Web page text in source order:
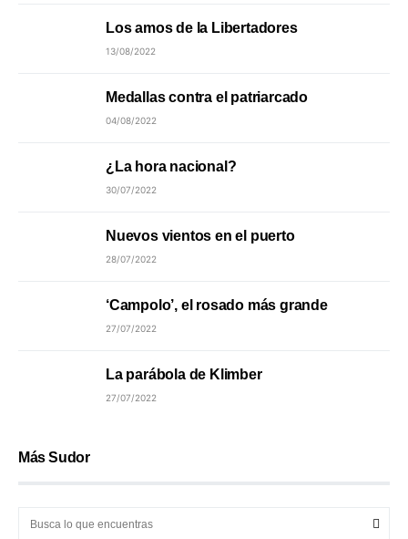
Los amos de la Libertadores
13/08/2022
Medallas contra el patriarcado
04/08/2022
¿La hora nacional?
30/07/2022
Nuevos vientos en el puerto
28/07/2022
‘Campolo’, el rosado más grande
27/07/2022
La parábola de Klimber
27/07/2022
Más Sudor